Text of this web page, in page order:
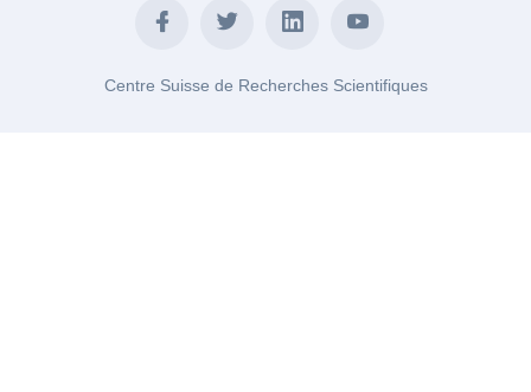
Centre Suisse de Recherches Scientifiques